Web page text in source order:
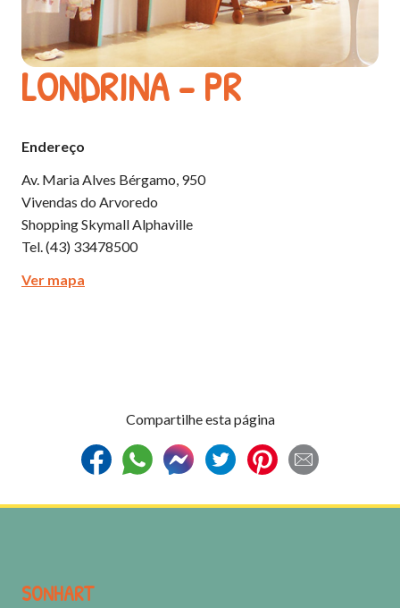
LONDRINA - PR
Endereço
Av. Maria Alves Bérgamo, 950
Vivendas do Arvoredo
Shopping Skymall Alphaville
Tel. (43) 3347­8500
Ver mapa
Compartilhe esta página
SONHART